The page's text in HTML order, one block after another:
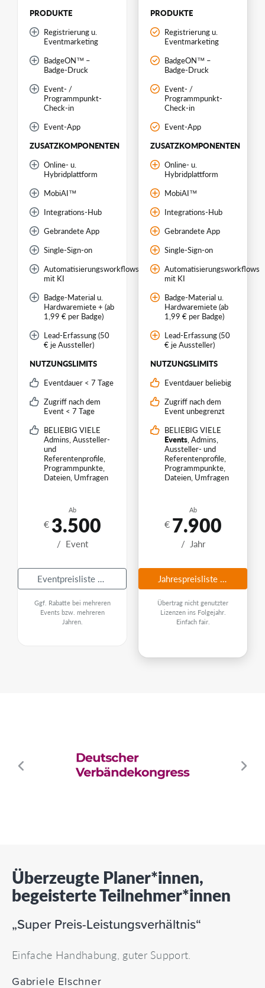
PRODUKTE
Registrierung u.
Eventmarketing
BadgeON™ –
Badge-Druck
Event- /
Programmpunkt-
Check-in
Event-App
ZUSATZKOMPONENTEN
Online- u.
Hybridplattform
MobiAI™
Integrations-Hub
Gebrandete App
Single-Sign-on
Automatisierungsworkflows
mit KI
Badge-Material u.
Hardwaremiete + (ab
1,99 € per Badge)
Lead-Erfassung (50
€ je Aussteller)
NUTZUNGSLIMITS
Eventdauer < 7 Tage
Zugriff nach dem
Event < 7 Tage
BELIEBIG VIELE
Admins, Aussteller-
und
Referentenprofile,
Programmpunkte,
Dateien, Umfragen
Ab
€ 3.500
/ Event
Eventpreisliste anfordern
Ggf. Rabatte bei mehreren
Events bzw. mehreren
Jahren.
PRODUKTE
Registrierung u.
Eventmarketing
BadgeON™ –
Badge-Druck
Event- /
Programmpunkt-
Check-in
Event-App
ZUSATZKOMPONENTEN
Online- u.
Hybridplattform
MobiAI™
Integrations-Hub
Gebrandete App
Single-Sign-on
Automatisierungsworkflows
mit KI
Badge-Material u.
Hardwaremiete (ab
1,99 € per Badge)
Lead-Erfassung (50
€ je Aussteller)
NUTZUNGSLIMITS
Eventdauer beliebig
Zugriff nach dem
Event unbegrenzt
BELIEBIG VIELE
Events, Admins,
Aussteller- und
Referentenprofile,
Programmpunkte,
Dateien, Umfragen
Ab
€ 7.900
/ Jahr
Jahrespreisliste anfordern
Übertrag nicht genutzter
Lizenzen ins Folgejahr.
Einfach fair.
Überzeugte Planer*innen,
begeisterte Teilnehmer*innen
„Super Preis-Leistungsverhältnis“
Einfache Handhabung, guter Support.
Gabriele Elschner